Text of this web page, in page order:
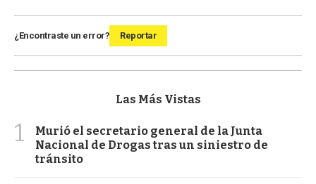
¿Encontraste un error? Reportar
Las Más Vistas
1
Murió el secretario general de la Junta
Nacional de Drogas tras un siniestro de
tránsito